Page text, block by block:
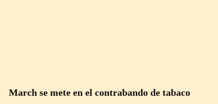
March se mete en el contrabando de tabaco